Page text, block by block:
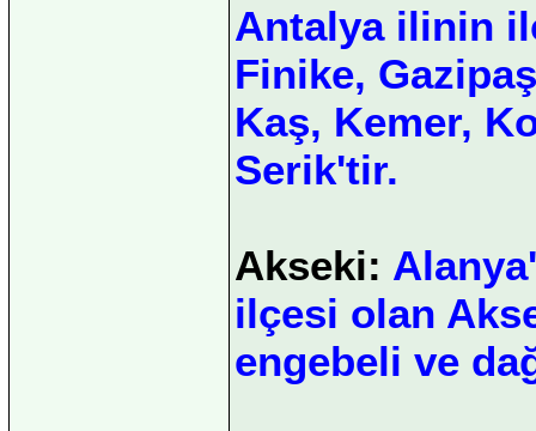
Antalya ilinin
Finike,
Kaş, Kemer,
Serik'tir.
Akseki:
ilçesi olan
engebeli ve